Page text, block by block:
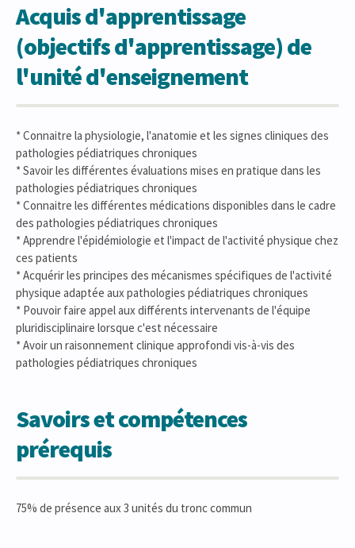
Acquis d'apprentissage
(objectifs d'apprentissage) de
l'unité d'enseignement
* Connaitre la physiologie, l'anatomie et les signes cliniques des
pathologies pédiatriques chroniques
* Savoir les différentes évaluations mises en pratique dans les
pathologies pédiatriques chroniques
* Connaitre les différentes médications disponibles dans le cadre
des pathologies pédiatriques chroniques
* Apprendre l'épidémiologie et l'impact de l'activité physique chez
ces patients
* Acquérir les principes des mécanismes spécifiques de l'activité
physique adaptée aux pathologies pédiatriques chroniques
* Pouvoir faire appel aux différents intervenants de l'équipe
pluridisciplinaire lorsque c'est nécessaire
* Avoir un raisonnement clinique approfondi vis-à-vis des
pathologies pédiatriques chroniques
Savoirs et compétences
prérequis
75% de présence aux 3 unités du tronc commun